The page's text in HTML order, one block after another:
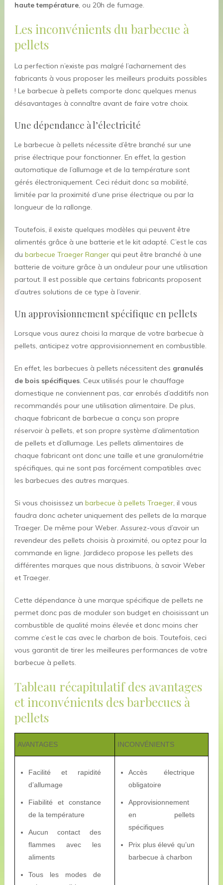
haute température, ou 20h de fumage.
Les inconvénients du barbecue à
pellets
La perfection n’existe pas malgré l’acharnement des
fabricants à vous proposer les meilleurs produits possibles
! Le barbecue à pellets comporte donc quelques menus
désavantages à connaître avant de faire votre choix.
Une dépendance à l’électricité
Le barbecue à pellets nécessite d’être branché sur une
prise électrique pour fonctionner. En effet, la gestion
automatique de l’allumage et de la température sont
gérés électroniquement. Ceci réduit donc sa mobilité,
limitée par la proximité d’une prise électrique ou par la
longueur de la rallonge.
Toutefois, il existe quelques modèles qui peuvent être
alimentés grâce à une batterie et le kit adapté. C’est le cas
du barbecue Traeger Rangerqui peut être branché à une
batterie de voiture grâce à un onduleur pour une utilisation
partout. Il est possible que certains fabricants proposent
d’autres solutions de ce type à l’avenir.
Un approvisionnement spécifique en pellets
Lorsque vous aurez choisi la marque de votre barbecue à
pellets, anticipez votre approvisionnement en combustible.
En effet, les barbecues à pellets nécessitent des granulés
de bois spécifiques. Ceux utilisés pour le chauffage
domestique ne conviennent pas, car enrobés d’additifs non
recommandés pour une utilisation alimentaire. De plus,
chaque fabricant de barbecue a conçu son propre
réservoir à pellets, et son propre système d’alimentation
de pellets et d’allumage. Les pellets alimentaires de
chaque fabricant ont donc une taille et une granulométrie
spécifiques, qui ne sont pas forcément compatibles avec
les barbecues des autres marques.
Si vous choisissez un barbecue à pellets Traeger, il vous
faudra donc acheter uniquement des pellets de la marque
Traeger. De même pour Weber. Assurez-vous d’avoir un
revendeur des pellets choisis à proximité, ou optez pour la
commande en ligne. Jardideco propose les pellets des
différentes marques que nous distribuons, à savoir Weber
et Traeger.
Cette dépendance à une marque spécifique de pellets ne
permet donc pas de moduler son budget en choisissant un
combustible de qualité moins élevée et donc moins cher
comme c’est le cas avec le charbon de bois. Toutefois, ceci
vous garantit de tirer les meilleures performances de votre
barbecue à pellets.
Tableau récapitulatif des avantages
et inconvénients des barbecues à
pellets
AVANTAGES INCONVÉNIENTS
Facilité et rapidité
d’allumage
Fiabilité et constance
de la température
Aucun contact des
flammes avec les
aliments
Tous les modes de
Accès électrique
obligatoire
Approvisionnement
en pellets
spécifiques
Prix plus élevé qu’un
barbecue à charbon